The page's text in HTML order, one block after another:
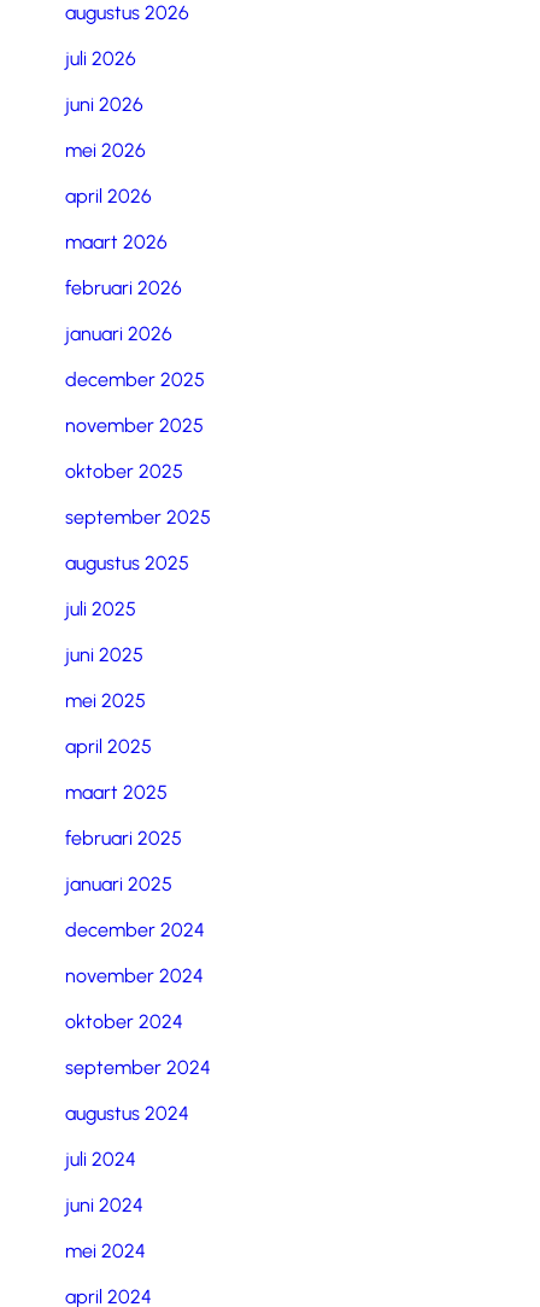
augustus 2026
juli 2026
juni 2026
mei 2026
april 2026
maart 2026
februari 2026
januari 2026
december 2025
november 2025
oktober 2025
september 2025
augustus 2025
juli 2025
juni 2025
mei 2025
april 2025
maart 2025
februari 2025
januari 2025
december 2024
november 2024
oktober 2024
september 2024
augustus 2024
juli 2024
juni 2024
mei 2024
april 2024